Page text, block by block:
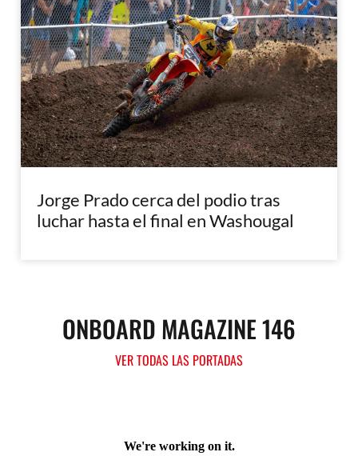
Jorge Prado cerca del podio tras
luchar hasta el final en Washougal
ONBOARD MAGAZINE 146
VER TODAS LAS PORTADAS